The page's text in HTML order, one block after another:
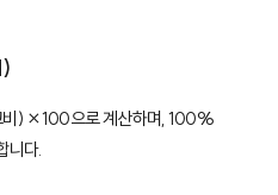
비) × 100으로 계산하며, 100%
니다.